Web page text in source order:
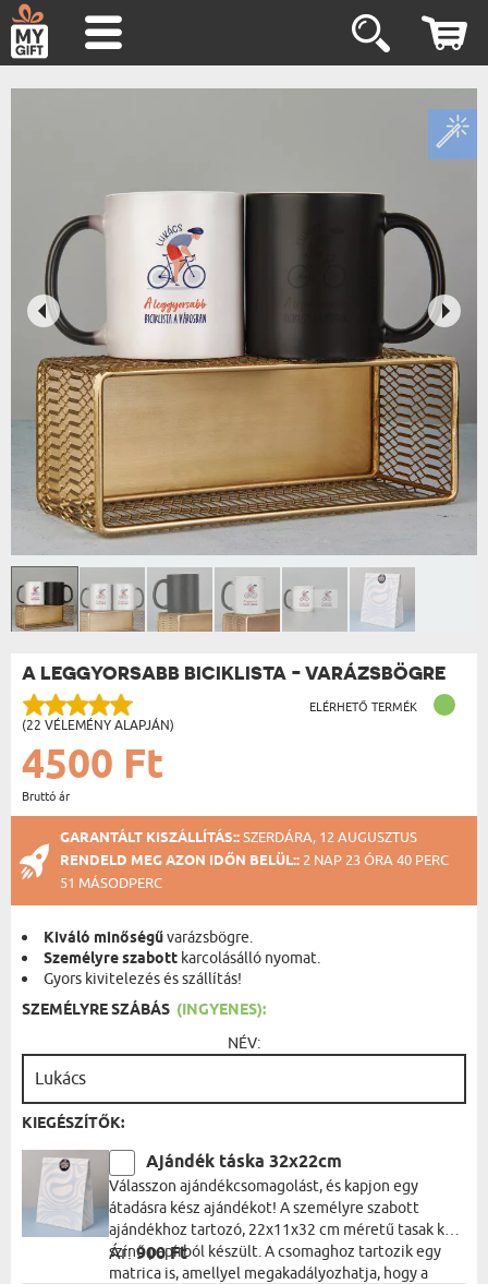
A LEGGYORSABB BICIKLISTA - VARÁZSBÖGRE
(22 VÉLEMÉNY ALAPJÁN)
ELÉRHETŐ TERMÉK
4500 Ft
Bruttó ár
GARANTÁLT KISZÁLLÍTÁS::SZERDÁRA, 12 AUGUSZTUS
RENDELD MEG AZON IDŐN BELÜL:: 2 NAP 23 ÓRA 40 PERC
51 MÁSODPERC
Kiváló minőségűvarázsbögre.
Személyre szabott karcolásálló nyomat.
Gyors kivitelezés és szállítás!
SZEMÉLYRE SZÁBÁS (INGYENES):
NÉV:
KIEGÉSZÍTŐK:
Ajándék táska 32x22cm
Válasszon ajándékcsomagolást, és kapjon egy
átadásra kész ajándékot! A személyre szabott
ajándékhoz tartozó, 22x11x32 cm méretű tasak kék
színű papírból készült. A csomaghoz tartozik egy
matrica is, amellyel megakadályozhatja, hogy a
Ár:900 Ft